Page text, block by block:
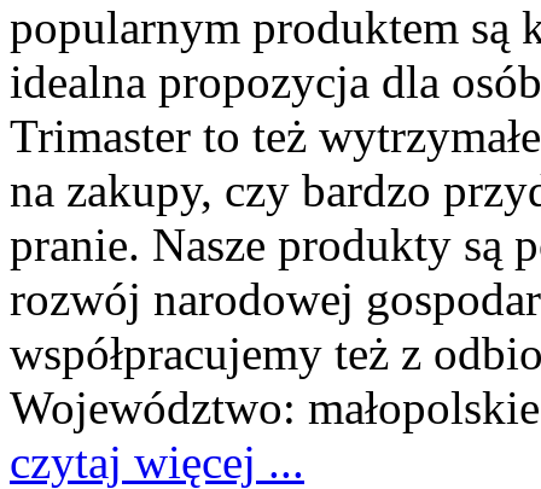
popularnym produktem są
idealna propozycja dla
Trimaster to też
na zakupy, czy bardzo
pranie. Nasze produkty są
rozwój narodowej
współpracujemy też z
Województwo: małopolskie
czytaj więcej ...